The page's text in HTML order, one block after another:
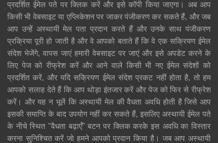
प्रदर्शित ईमेल पते पर क्लिक करें और इसे कॉपी किया जाएगा। अब आप
किसी भी वेबसाइट या एप्लिकेशन पर जाकर पंजीकरण कर सकते हैं, और जब
आप उन्हें अस्थायी मेल पता प्रदान करते हैं और उनके साथ पंजीकरण
प्रक्रिया पूरी हो जाती है और वे आपको बताते हैं कि वे एक सक्रियण ईमेल
संदेश भेजेंगे, वापस जाएं हमारी वेबसाइट पर जाएं और इसे अपडेट करने के
लिए पेज को रीफ्रेश करें और आने वाले किसी भी नए ईमेल संदेशों को
प्रदर्शित करें, और यदि सक्रियण ईमेल संदेश प्रकट नहीं होता है, तो हम
आपको सलाह देते हैं कि आप थोड़ा इंतजार करें और पेज को फिर से रीफ्रेश
करें। और यह न भूलें कि अस्थायी मेल की वैधता अवधि होती है जिसे आप
इसकी समाप्ति के बाद उपयोग नहीं कर सकते हैं, इसलिए अस्थायी ईमेल पते
के नीचे स्थित "वैधता बढ़ाएँ" बटन पर क्लिक करके इस अवधि का विस्तार
करना सुनिश्चित करें जो हमने आपको प्रदान किया है। जब आप अस्थायी